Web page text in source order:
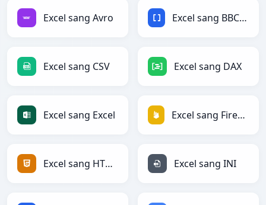
Excel sang Avro Excel sang BBCode
Excel sang CSV Excel sang DAX
Excel sang Excel Excel sang Firebase
Excel sang HTML Excel sang INI